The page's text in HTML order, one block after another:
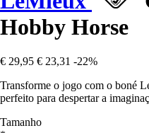
Hobby Horse
€ 29,95 € 23,31 -22%
Transforme o jogo com o boné
perfeito para despertar a
Tamanho